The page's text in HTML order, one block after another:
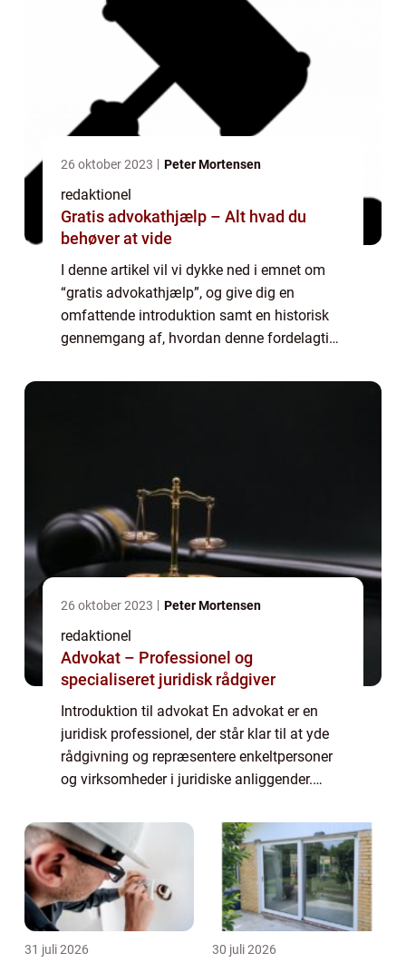
26 oktober 2023 Peter Mortensen
redaktionel
Gratis advokathjælp – Alt hvad du
behøver at vide
I denne artikel vil vi dykke ned i emnet om
“gratis advokathjælp”, og give dig en
omfattende introduktion samt en historisk
gennemgang af, hvordan denne fordelagtige
du er en privatkunde eller ...
26 oktober 2023 Peter Mortensen
redaktionel
Advokat – Professionel og
specialiseret juridisk rådgiver
Introduktion til advokat En advokat er en
juridisk professionel, der står klar til at yde
rådgivning og repræsentere enkeltpersoner
og virksomheder i juridiske anliggender.
vores retssystem og er altafgøren...
31 juli 2026 30 juli 2026